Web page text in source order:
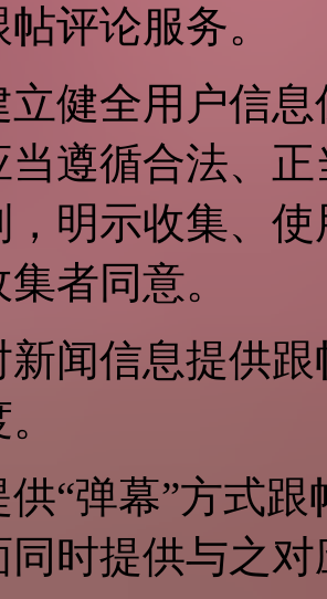
评论服务。
立健全用户信
当遵循合法、
，明示收集、
者同意。
新闻信息提供
供“弹幕”方式
同时提供与之